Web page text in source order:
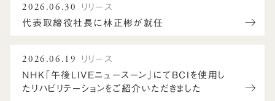
2026.06.30
リリース
代表取締役社長に林正彬が就任
2026.06.19
リリース
NHK「午後LIVEニュースーン」にてBCIを使用し
たリハビリテーションをご紹介いただきました